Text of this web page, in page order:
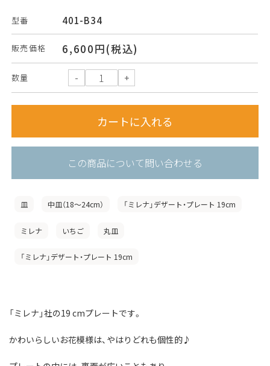
型番 401-B34
販売価格 6,600円(税込)
数量
この商品について問い合わせる
皿 中皿（18〜24cm） 「ミレナ」デザート・プレート 19cm
ミレナ いちご 丸皿
「ミレナ」デザート・プレート 19cm
「ミレナ」社の19 cmプレートです。
かわいらしいお花模様は、やはりどれも個性的♪